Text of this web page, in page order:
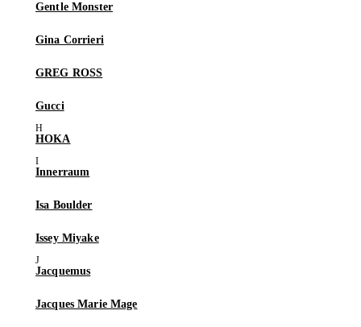
Gentle Monster
Gina Corrieri
GREG ROSS
Gucci
HOKA
Innerraum
Isa Boulder
Issey Miyake
Jacquemus
Jacques Marie Mage